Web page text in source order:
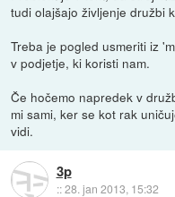
tudi olajšajo življenje družbi
Treba je pogled usmeriti iz
v podjetje, ki koristi nam.
Če hočemo napredek v
mi sami, ker se kot rak
vidi.
3p
::28. jan 2013, 15:32